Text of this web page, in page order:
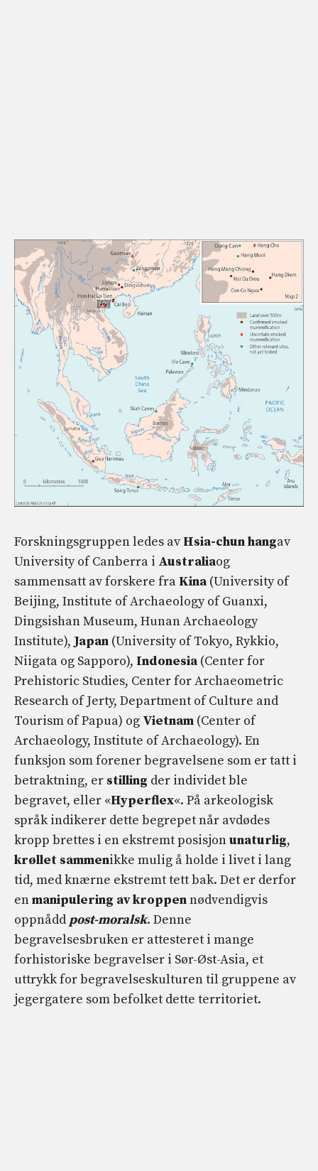
Forskningsgruppen ledes av Hsia-chun hangav
University of Canberra i Australiaog
sammensatt av forskere fra Kina (University of
Beijing, Institute of Archaeology of Guanxi,
Dingsishan Museum, Hunan Archaeology
Institute), Japan (University of Tokyo, Rykkio,
Niigata og Sapporo), Indonesia (Center for
Prehistoric Studies, Center for Archaeometric
Research of Jerty, Department of Culture and
Tourism of Papua) og Vietnam (Center of
Archaeology, Institute of Archaeology). En
funksjon som forener begravelsene som er tatt i
betraktning, er stilling der individet ble
begravet, eller «Hyperflex«. På arkeologisk
språk indikerer dette begrepet når avdødes
kropp brettes i en ekstremt posisjonunaturlig,
krøllet sammenikke mulig å holde i livet i lang
tid, med knærne ekstremt tett bak. Det er derfor
enmanipulering av kroppennødvendigvis
oppnådd post-moralsk. Denne
begravelsesbruken er attesteret i mange
forhistoriske begravelser i Sør-Øst-Asia, et
uttrykk for begravelseskulturen til gruppene av
jegergatere som befolket dette territoriet.